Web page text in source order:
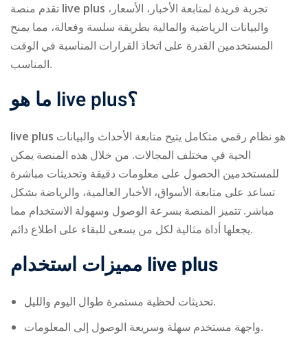
live plus
والبيانات الرياضية والمالية بطريقة سلسة وفعالة، مما يمنح
المستخدمين القدرة على اتخاذ القرارات المناسبة في الوقت
المناسب.
live plus؟
live plus
الحية في مختلف المجالات. من خلال هذه المنصة يمكن
للمستخدمين الحصول على معلومات دقيقة وتحديثات مباشرة
تساعد على متابعة الأسواق، الأخبار العالمية، والرياضة بشكل
مباشر. تتميز المنصة بسرعة الوصول وسهولة الاستخدام مما
يجعلها أداة مثالية لكل من يسعى للبقاء على اطلاع دائم.
live plus
تحديثات لحظية مستمرة طوال اليوم والليل.
واجهة مستخدم سهلة وسريعة الوصول إلى المعلومات.